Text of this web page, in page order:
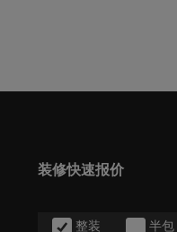
装修快速报价
整装 半包